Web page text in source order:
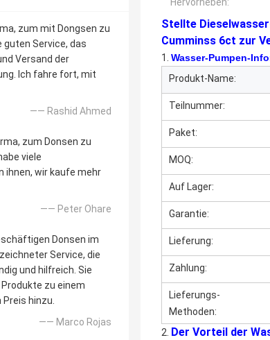
zum mit Dongsen zu
guten Service, das
Versand der
Ich fahre fort, mit
—— Rashid Ahmed
zum Donsen zu
viele
ihnen, wir kaufe mehr
—— Peter Ohare
Donsen im
Service, die
und hilfreich. Sie
zu einem
hinzu.
—— Marco Rojas
Hervorheben:
Stellte
Cumminss 6ct zur
1. Wasser-Pumpen-
Produkt-Name:
Teilnummer:
Paket:
MOQ:
Auf Lager:
Garantie:
Lieferung:
Zahlung:
Lieferungs-
Methoden:
2. Der Vorteil der